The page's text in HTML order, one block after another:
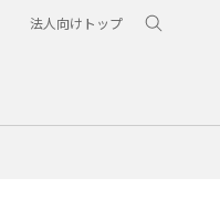
法人向けトップ